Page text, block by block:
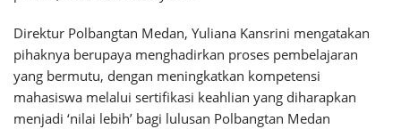
Direktur Polbangtan Medan, Yuliana Kansrini mengatakan
pihaknya berupaya menghadirkan proses pembelajaran
yang bermutu, dengan meningkatkan kompetensi
mahasiswa melalui sertifikasi keahlian yang diharapkan
menjadi ‘nilai lebih’ bagi lulusan Polbangtan Medan